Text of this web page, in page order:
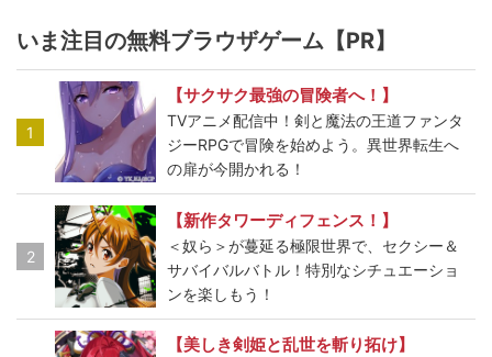
いま注目の無料ブラウザゲーム【PR】
1
【サクサク最強の冒険者へ！】
TVアニメ配信中！剣と魔法の王道ファンタ
ジーRPGで冒険を始めよう。異世界転生へ
の扉が今開かれる！
2
【新作タワーディフェンス！】
＜奴ら＞が蔓延る極限世界で、セクシー＆
サバイバルバトル！特別なシチュエーショ
ンを楽しもう！
【美しき剣姫と乱世を斬り拓け】